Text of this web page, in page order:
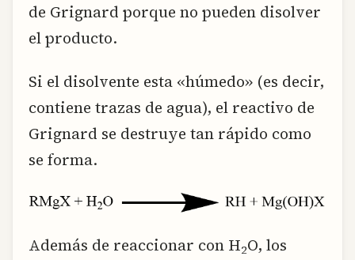
de Grignard porque no pueden disolver
el producto.
Si el disolvente esta «húmedo» (es decir,
contiene trazas de agua), el reactivo de
Grignard se destruye tan rápido como
se forma.
Además de reaccionar con H2O, los